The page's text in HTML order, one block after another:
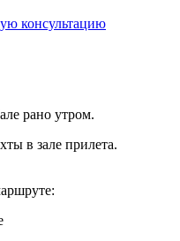
консультацию
рано утром.
в зале прилета.